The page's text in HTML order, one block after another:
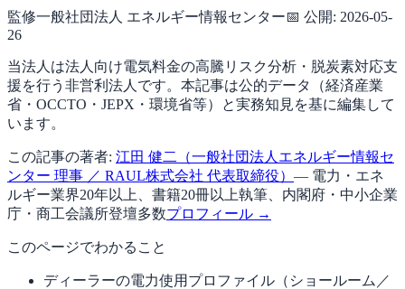
監修一般社団法人 エネルギー情報センター📅 公開: 2026-05-
26
当法人は法人向け電気料金の高騰リスク分析・脱炭素対応支
援を行う非営利法人です。本記事は公的データ（経済産業
省・OCCTO・JEPX・環境省等）と実務知見を基に編集して
います。
この記事の著者: 江田 健二（一般社団法人エネルギー情報セ
ンター 理事 ／ RAUL株式会社 代表取締役） — 電力・エネ
ルギー業界20年以上、書籍20冊以上執筆、内閣府・中小企業
庁・商工会議所登壇多数プロフィール →
このページでわかること
ディーラーの電力使用プロファイル（ショールーム／